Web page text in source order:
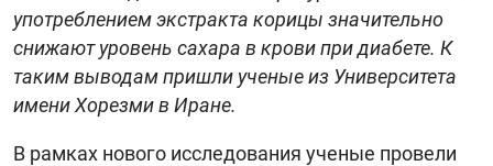
употреблением экстракта корицы значительно
снижают уровень сахара в крови при диабете. К
таким выводам пришли ученые из Университета
имени Хорезми в Иране.
В рамках нового исследования ученые провели